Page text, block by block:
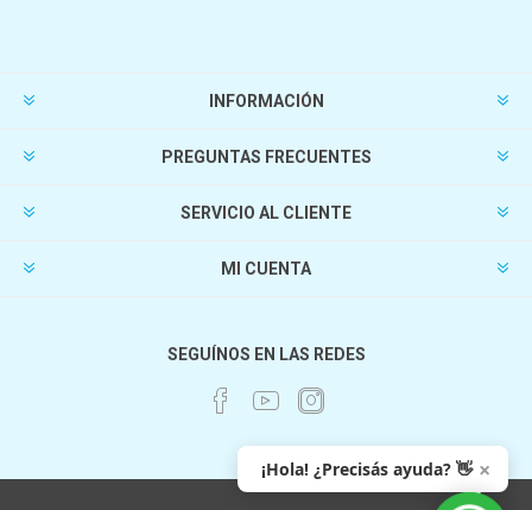
INFORMACIÓN
PREGUNTAS FRECUENTES
SERVICIO AL CLIENTE
MI CUENTA
SEGUÍNOS EN LAS REDES
¡Hola! ¿Precisás ayuda? 👋 ×